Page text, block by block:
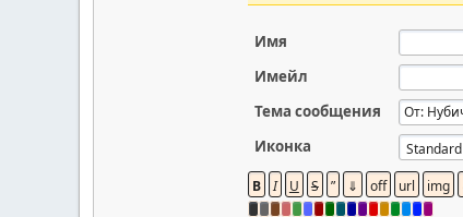
Имя
Имейл
Тема сообщения
Иконка